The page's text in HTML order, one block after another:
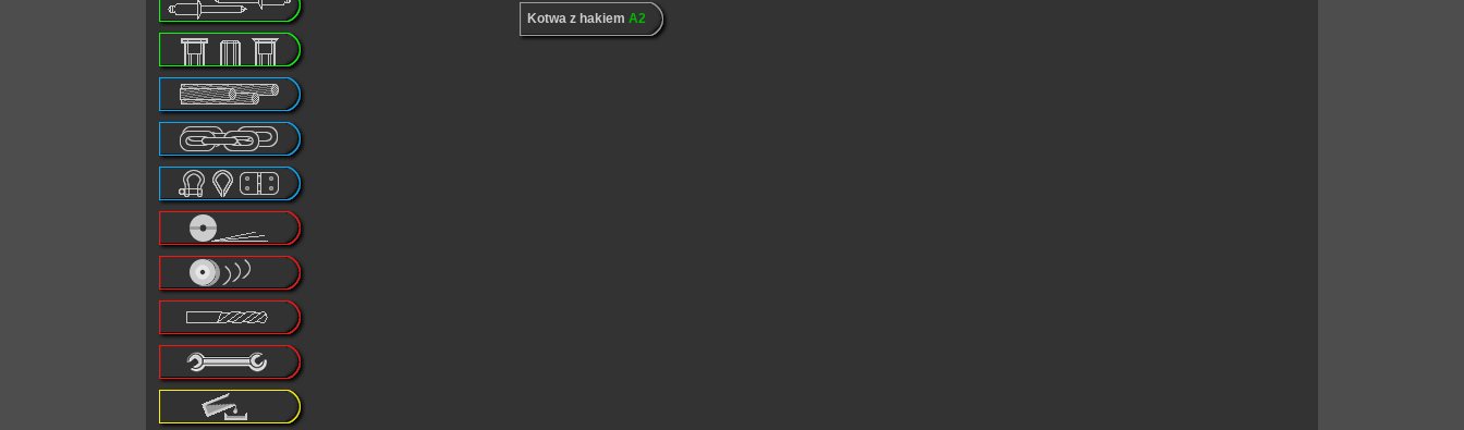
Kotwa z hakiem A2